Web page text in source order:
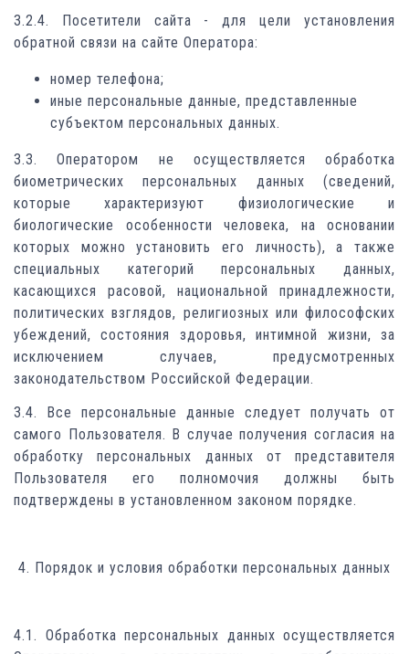
3.2.4. Посетители сайта - для цели установления
обратной связи на сайте Оператора:
номер телефона;
иные персональные данные, представленные
субъектом персональных данных.
3.3. Оператором не осуществляется обработка
биометрических персональных данных (сведений,
которые характеризуют физиологические и
биологические особенности человека, на основании
которых можно установить его личность), а также
специальных категорий персональных данных,
касающихся расовой, национальной принадлежности,
политических взглядов, религиозных или философских
убеждений, состояния здоровья, интимной жизни, за
исключением случаев, предусмотренных
законодательством Российской Федерации.
3.4. Все персональные данные следует получать от
самого Пользователя. В случае получения согласия на
обработку персональных данных от представителя
Пользователя его полномочия должны быть
подтверждены в установленном законом порядке.
4. Порядок и условия обработки персональных данных
4.1. Обработка персональных данных осуществляется